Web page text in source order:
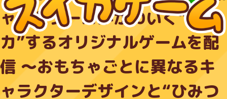
ャラクターズがかわいく“シン
カ”するオリジナルゲームを配
信 ～おもちゃごとに異なるキ
ャラクターデザインと“ひみつ